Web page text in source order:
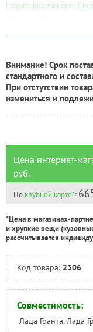
Москва, Коровинское
Самара:
Тверь:
Тюмень:
Внимание! Срок
стандартного и
При отстутствии
измениться и
Цена интернет-
руб.
По клубной карте*:
*Цена в магазинах-
и хрупкие вещи
рассчитывается
Код товара: 2306
Совместимость:
Лада Гранта, Лада